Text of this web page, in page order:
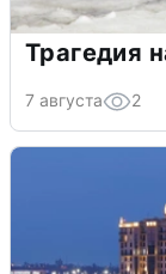
Трагедия
7 августа 2